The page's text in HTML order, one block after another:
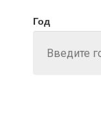
Год